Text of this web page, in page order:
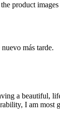
más tarde.
a
I am